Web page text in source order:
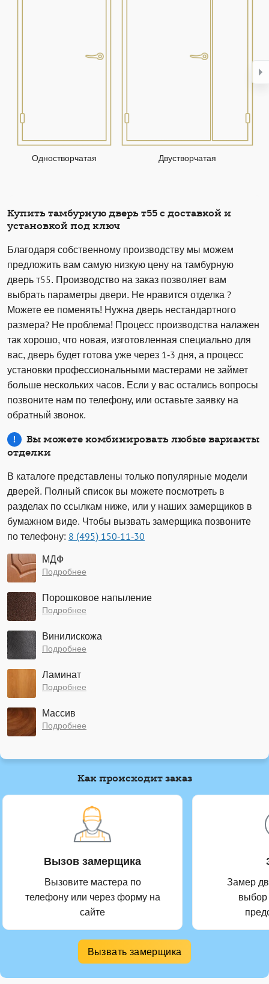
Одностворчатая Двустворчатая
Купить тамбурную дверь т55 с доставкой и
установкой под ключ
Благодаря собственному производству мы можем
предложить вам самую низкую цену на тамбурную
дверь т55. Производство на заказ позволяет вам
выбрать параметры двери. Не нравится отделка ?
Можете ее поменять! Нужна дверь нестандартного
размера? Не проблема! Процесс производства налажен
так хорошо, что новая, изготовленная специально для
вас, дверь будет готова уже через 1-3 дня, а процесс
установки профессиональными мастерами не займет
больше нескольких часов. Если у вас остались вопросы
позвоните нам по телефону, или оставьте заявку на
обратный звонок.
Вы можете комбинировать любые варианты
отделки
В каталоге представлены только популярные модели
дверей. Полный список вы можете посмотреть в
разделах по ссылкам ниже, или у наших замерщиков в
бумажном виде. Чтобы вызвать замерщика позвоните
по телефону: 8 (495) 150-11-30
МДФ
Подробнее
Порошковое напыление
Подробнее
Винилискожа
Подробнее
Ламинат
Подробнее
Массив
Подробнее
Как происходит заказ
Вызов замерщика
Вызовите мастера по
телефону или через форму на
сайте
Замер
выбор
Вызвать замерщика